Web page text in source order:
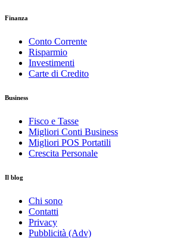
Finanza
Conto Corrente
Risparmio
Investimenti
Carte di Credito
Business
Fisco e Tasse
Migliori Conti Business
Migliori POS Portatili
Crescita Personale
Il blog
Chi sono
Contatti
Privacy
Pubblicità (Adv)